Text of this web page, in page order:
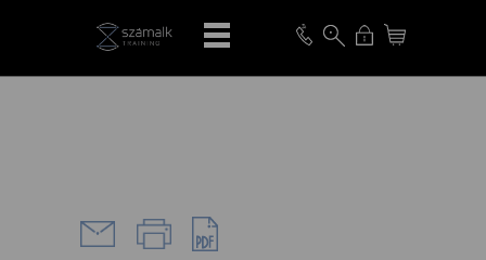
VISSZA